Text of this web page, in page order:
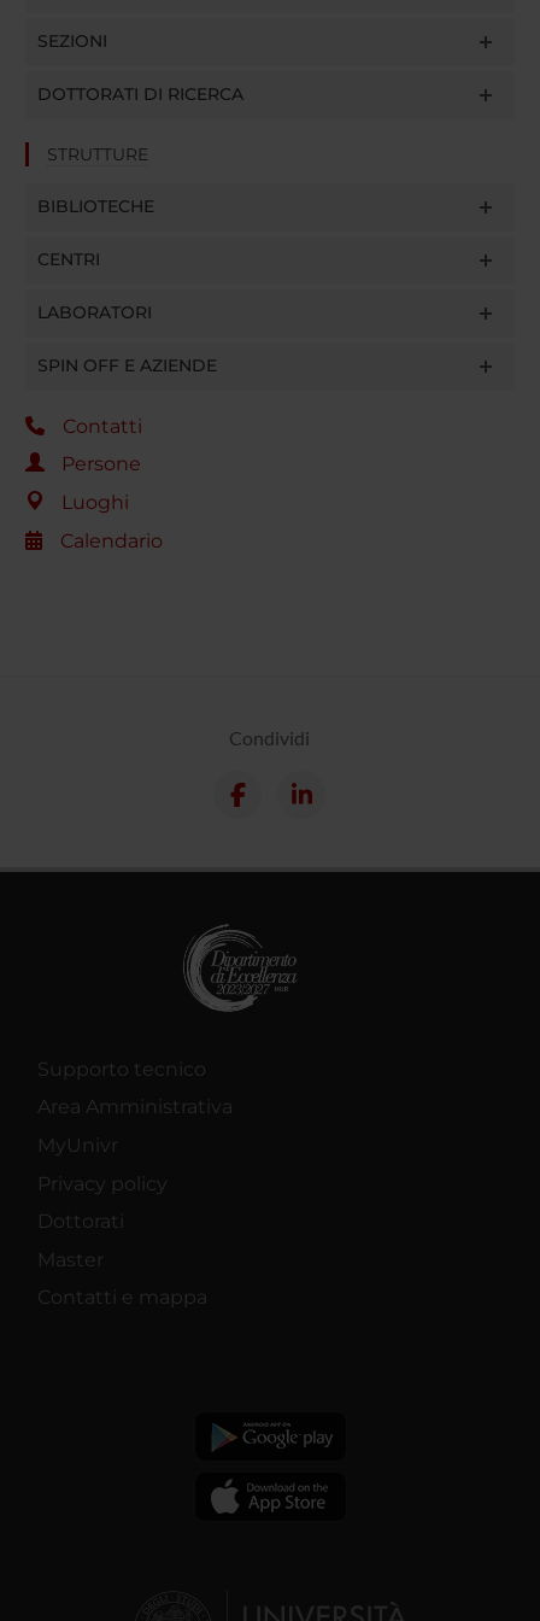
SEZIONI
DOTTORATI DI RICERCA
STRUTTURE
BIBLIOTECHE
CENTRI
LABORATORI
SPIN OFF E AZIENDE
Contatti
Persone
Luoghi
Calendario
Condividi
Supporto tecnico
Area Amministrativa
MyUnivr
Privacy policy
Dottorati
Master
Contatti e mappa